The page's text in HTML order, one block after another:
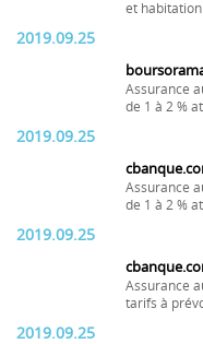
et
2019.09.25
Assurance
de 1 à 2 %
2019.09.25
Assurance
de 1 à 2 %
2019.09.25
Assurance
tarifs à
2019.09.25